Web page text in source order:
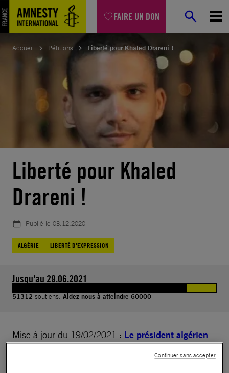
FAIRE UN DON
Aller
au
contenu
Accueil Pétitions Liberté pour Khaled Drareni !
Liberté pour Khaled
Drareni !
Publié le 03.12.2020
ALGÉRIE LIBERTÉ D'EXPRESSION
Jusqu'au 29.06.2021
51312 soutiens. Aidez-nous à atteindre 60000
Mise à jour du 19/02/2021 : Le président algérien
Continuer sans accepter